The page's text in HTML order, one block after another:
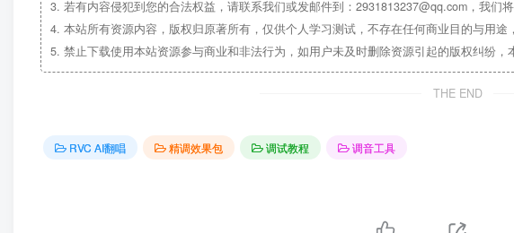
3. 若有内容侵犯到您的合法权益，请联系我们或发邮件到：2931813237@qq.com，我们
4. 本站所有资源内容，版权归原著所有，仅供个人学习测试，不存在任何商业目的与用途
5. 禁止下载使用本站资源参与商业和非法行为，如用户未及时删除资源引起的版权纠纷，
THE END
RVC AI翻唱 精调效果包 调试教程 调音工具